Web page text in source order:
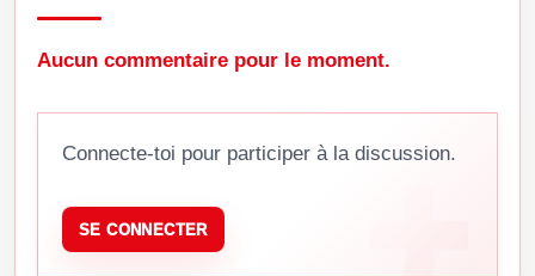
Aucun commentaire pour le moment.
Connecte-toi pour participer à la discussion.
SE CONNECTER